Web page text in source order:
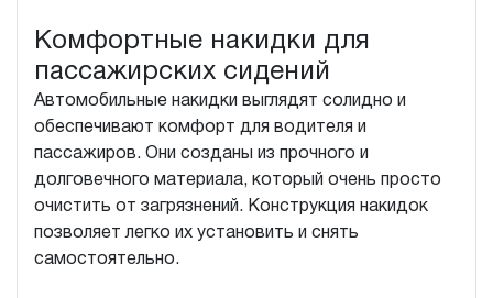
Комфортные накидки для
пассажирских сидений
Автомобильные накидки выглядят солидно и
обеспечивают комфорт для водителя и
пассажиров. Они созданы из прочного и
долговечного материала, который очень просто
очистить от загрязнений. Конструкция накидок
позволяет легко их установить и снять
самостоятельно.